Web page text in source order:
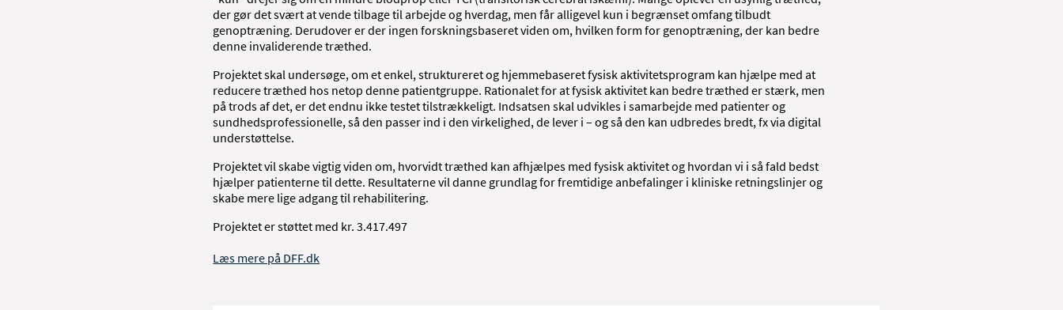
der gør det svært at vende tilbage til arbejde og hverdag, men får alligevel kun i begrænset omfang tilbudt
genoptræning. Derudover er der ingen forskningsbaseret viden om, hvilken form for genoptræning, der kan bedre
denne invaliderende træthed.
Projektet skal undersøge, om et enkel, struktureret og hjemmebaseret fysisk aktivitetsprogram kan hjælpe med at
reducere træthed hos netop denne patientgruppe. Rationalet for at fysisk aktivitet kan bedre træthed er stærk, men
på trods af det, er det endnu ikke testet tilstrækkeligt. Indsatsen skal udvikles i samarbejde med patienter og
sundhedsprofessionelle, så den passer ind i den virkelighed, de lever i – og så den kan udbredes bredt, fx via digital
understøttelse.
Projektet vil skabe vigtig viden om, hvorvidt træthed kan afhjælpes med fysisk aktivitet og hvordan vi i så fald bedst
hjælper patienterne til dette. Resultaterne vil danne grundlag for fremtidige anbefalinger i kliniske retningslinjer og
skabe mere lige adgang til rehabilitering.
Projektet er støttet med kr. 3.417.497
Læs mere på DFF.dk